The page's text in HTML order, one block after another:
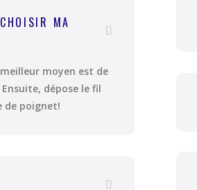
MA
moyen est de
dépose le fil
de poignet!